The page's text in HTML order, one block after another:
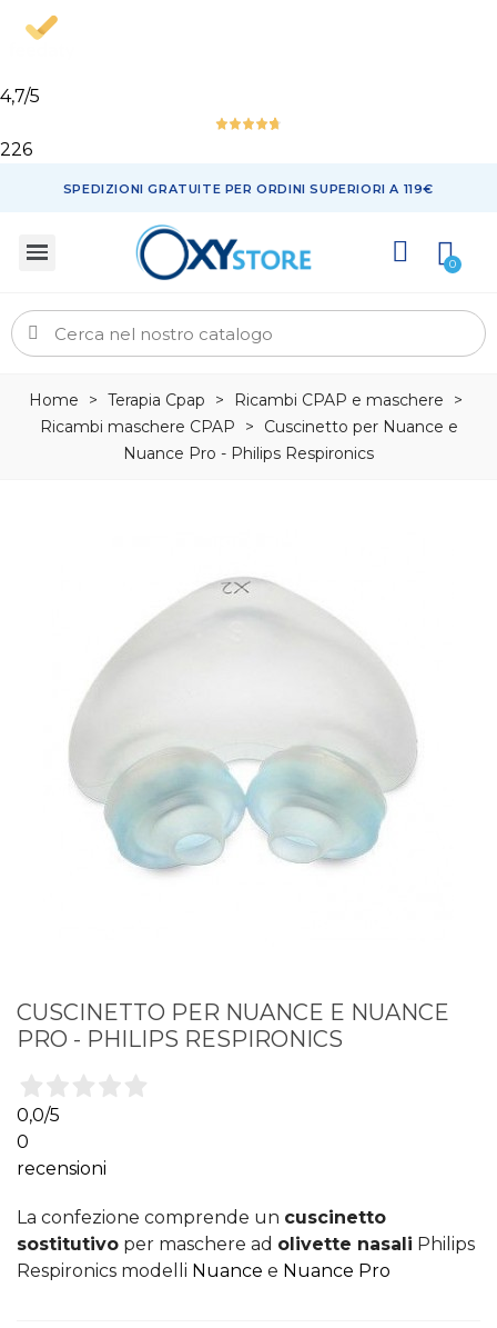
4,7/5
226
SPEDIZIONI GRATUITE PER ORDINI SUPERIORI A 119€
Home > Terapia Cpap > Ricambi CPAP e maschere
>
Ricambi maschere CPAP
>
Cuscinetto per Nuance e
Nuance Pro - Philips Respironics
CUSCINETTO PER NUANCE E NUANCE
PRO - PHILIPS RESPIRONICS
0,0/5
0
recensioni
La confezione comprende un cuscinetto
sostitutivo per maschere ad olivette nasali Philips
Respironics modelli Nuance e Nuance Pro